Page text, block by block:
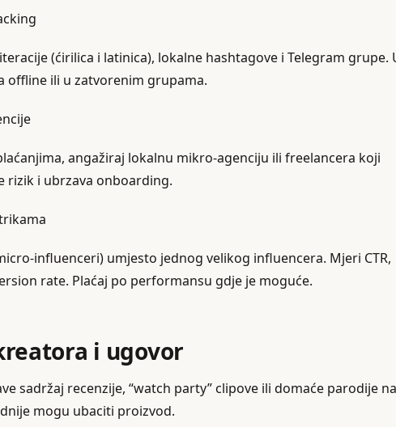
(ćirilica i latinica), lokalne hashtagove i Telegram grupe.
offline ili u zatvorenim grupama.
angažiraj lokalnu mikro‑agenciju ili freelancera koji
rizik i ubrzava onboarding.
umjesto jednog velikog influencera. Mjeri CTR,
rate. Plaćaj po performansu gdje je moguće.
i ugovor
sadržaj recenzije, “watch party” clipove ili domaće parodije na
mogu ubaciti proizvod.